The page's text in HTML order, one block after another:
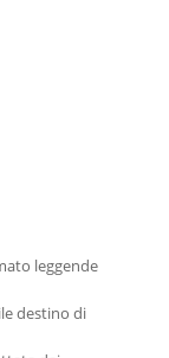
leggende
destino di